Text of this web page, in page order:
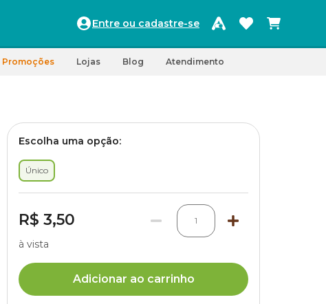
Entre ou cadastre-se
Promoções Lojas Blog Atendimento
Escolha uma opção:
Único
R$ 3,50 1
à vista
Adicionar ao carrinho